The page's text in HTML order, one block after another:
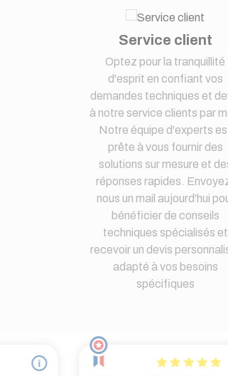
Service client
Optez pour la tranquillité
d'esprit en confiant vos
demandes techniques et
à notre service clients par
Notre équipe d'experts
prête à vous fournir des
solutions sur mesure et
réponses rapides.
nous un mail aujourd'hui
bénéficier de conseils
techniques spécialisés et
recevoir un devis
adapté à vos besoins
spécifiques